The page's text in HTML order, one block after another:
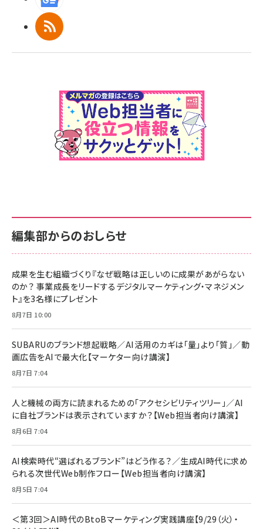
RSS
編集部からのおしらせ
成果を生む組織づくり『なぜ戦略は正しいのに成果があがらない
のか？ 事業成長をリードするデジタルマーケティング・マネジメン
ト』を3名様にプレゼント
8月7日 10:00
SUBARUのブランド想起戦略／AI活用のカギは「量」より「質」／動
画広告をAIで最大化【マーケター向け講演】
8月7日 7:04
人と機械の両方に読まれるための「アクセシビリティツリー」／AI
に自社ブランドは表示されていますか？【Web担当者向け講演】
8月6日 7:04
AI検索時代“選ばれるブランド”はどう作る？／生成AI時代に求め
られる次世代Web制作フロー【Web担当者向け講演】
8月5日 7:04
＜第3回＞AI時代のBtoBマーケティング実践講座【9/29（火）・